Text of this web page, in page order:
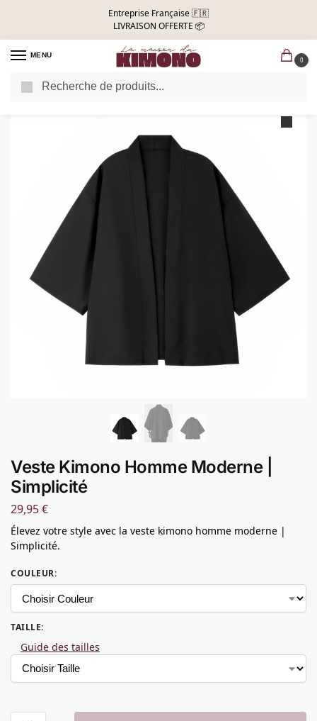
Entreprise Française 🇫🇷
LIVRAISON OFFERTE 📦
MENU
0
/ Veste Kimono Homme / Veste Kimono Homme Moderne | Simplicité
Veste Kimono Homme Moderne |
Simplicité
29,95€
Élevez votre style avec la veste kimono homme moderne |
Simplicité.
COULEUR:
TAILLE:
Guide des tailles